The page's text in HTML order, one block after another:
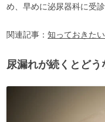
め、早めに泌尿器科に受
関連記事：知っておきた
尿漏れが続くとどう